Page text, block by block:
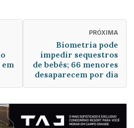
em
PRÓXIMA
Biometria pode
impedir sequestros
de bebês; 66 menores
desaparecem por dia